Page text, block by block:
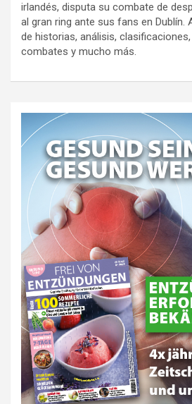
irlandés, disputa su combate de
al gran ring ante sus fans en Dublín.
de historias, análisis,
combates y mucho más.